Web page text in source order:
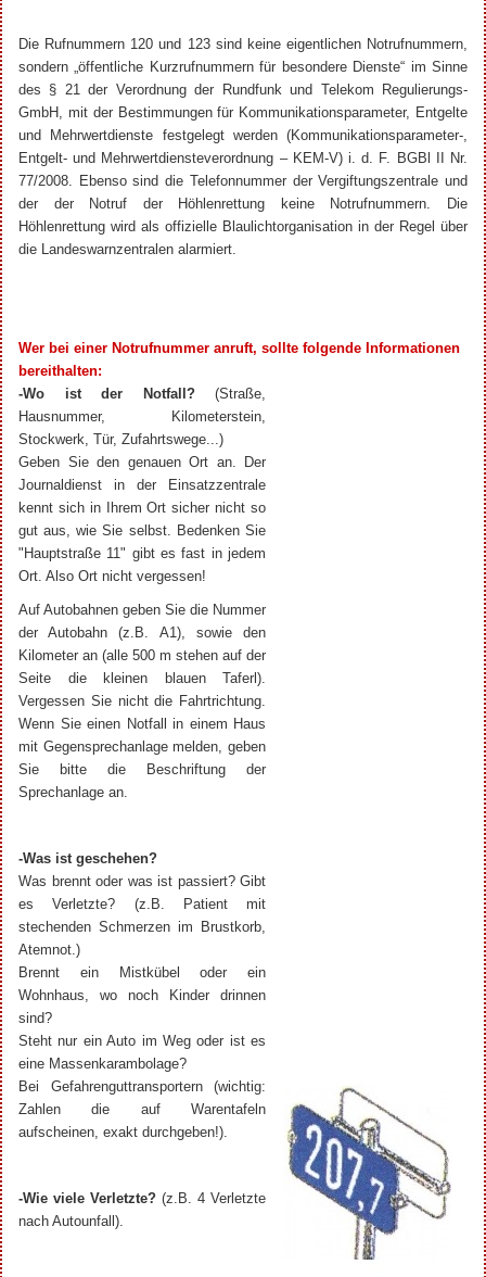
Die Rufnummern 120 und 123 sind keine eigentlichen Notrufnummern,
sondern „öffentliche Kurzrufnummern für besondere Dienste“ im Sinne
des § 21 der Verordnung der Rundfunk und Telekom Regulierungs-
GmbH, mit der Bestimmungen für Kommunikationsparameter, Entgelte
und Mehrwertdienste festgelegt werden (Kommunikationsparameter-,
Entgelt- und Mehrwertdiensteverordnung – KEM-V) i. d. F. BGBl II Nr.
77/2008. Ebenso sind die Telefonnummer der Vergiftungszentrale und
der der Notruf der Höhlenrettung keine Notrufnummern. Die
Höhlenrettung wird als offizielle Blaulichtorganisation in der Regel über
die Landeswarnzentralen alarmiert.
Wer bei einer Notrufnummer anruft, sollte folgende Informationen
bereithalten:
-Wo ist der Notfall? (Straße,
Hausnummer, Kilometerstein,
Stockwerk, Tür, Zufahrtswege...)
Geben Sie den genauen Ort an. Der
Journaldienst in der Einsatzzentrale
kennt sich in Ihrem Ort sicher nicht so
gut aus, wie Sie selbst. Bedenken Sie
"Hauptstraße 11" gibt es fast in jedem
Ort. Also Ort nicht vergessen!
Auf Autobahnen geben Sie die Nummer
der Autobahn (z.B. A1), sowie den
Kilometer an (alle 500 m stehen auf der
Seite die kleinen blauen Taferl).
Vergessen Sie nicht die Fahrtrichtung.
Wenn Sie einen Notfall in einem Haus
mit Gegensprechanlage melden, geben
Sie bitte die Beschriftung der
Sprechanlage an.
-Was ist geschehen?
Was brennt oder was ist passiert? Gibt
es Verletzte? (z.B. Patient mit
stechenden Schmerzen im Brustkorb,
Atemnot.)
Brennt ein Mistkübel oder ein
Wohnhaus, wo noch Kinder drinnen
sind?
Steht nur ein Auto im Weg oder ist es
eine Massenkarambolage?
Bei Gefahrenguttransportern (wichtig:
Zahlen die auf Warentafeln
aufscheinen, exakt durchgeben!).
-Wie viele Verletzte? (z.B. 4 Verletzte
nach Autounfall).